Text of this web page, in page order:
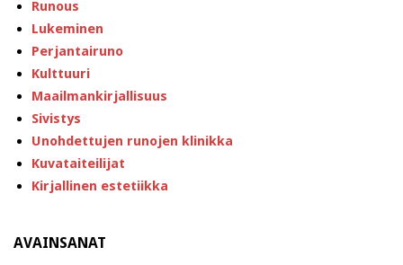
Runous
Lukeminen
Perjantairuno
Kulttuuri
Maailmankirjallisuus
Sivistys
Unohdettujen runojen klinikka
Kuvataiteilijat
Kirjallinen estetiikka
AVAINSANAT